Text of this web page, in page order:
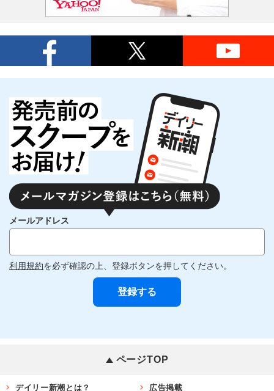
メールアドレス
利用規約を必ず確認の上、登録ボタンを押してください。
ページTOP
デイリー新潮とは？ 広告掲載